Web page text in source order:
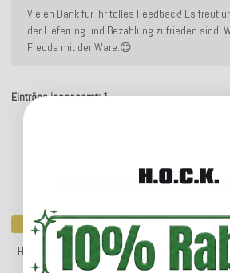
Vielen Dank für Ihr tolles Feedback! Es freut
der Lieferung und Bezahlung zufrieden sind.
Freude mit der Ware.😊
Einträge insgesamt: 1
Kunden kauften dazu
Top bewertet
H.O.C.K. Mali Dekokissen mit Biese 50x30cm
205